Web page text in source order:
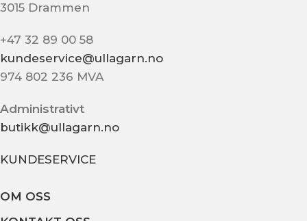
3015 Drammen
+47 32 89 00 58
kundeservice@ullagarn.no
974 802 236 MVA
Administrativt
butikk@ullagarn.no
KUNDESERVICE
OM OSS